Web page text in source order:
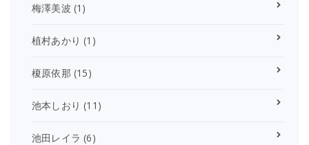
梅澤美波 (1)
植村あかり (1)
榎原依那 (15)
池本しおり (11)
池田レイラ (6)